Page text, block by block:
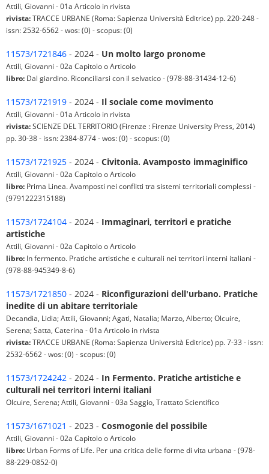
Attili, Giovanni - 01a Articolo in rivista
rivista:TRACCE URBANE (Roma: Sapienza Università Editrice) pp. 220-248 -
issn: 2532-6562 - wos: (0) - scopus: (0)
11573/1721846 - 2024 - Un molto largo pronome
Attili, Giovanni - 02a Capitolo o Articolo
libro: Dal giardino. Riconciliarsi con il selvatico - (978-88-31434-12-6)
11573/1721919 - 2024 - Il sociale come movimento
Attili, Giovanni - 01a Articolo in rivista
rivista:SCIENZE DEL TERRITORIO (Firenze : Firenze University Press, 2014)
pp. 30-38 - issn: 2384-8774 - wos: (0) - scopus: (0)
11573/1721925 - 2024 - Civitonia. Avamposto immaginifico
Attili, Giovanni - 02a Capitolo o Articolo
libro: Prima Linea. Avamposti nei conflitti tra sistemi territoriali complessi -
(9791222315188)
11573/1724104 - 2024 - Immaginari, territori e pratiche
artistiche
Attili, Giovanni - 02a Capitolo o Articolo
libro: In fermento. Pratiche artistiche e culturali nei territori interni italiani -
(978-88-945349-8-6)
11573/1721850 - 2024 - Riconfigurazioni dell'urbano. Pratiche
inedite di un abitare territoriale
Decandia, Lidia; Attili, Giovanni; Agati, Natalia; Marzo, Alberto; Olcuire,
Serena; Satta, Caterina - 01a Articolo in rivista
rivista:TRACCE URBANE (Roma: Sapienza Università Editrice) pp. 7-33 - issn:
2532-6562 - wos: (0) - scopus: (0)
11573/1724242 - 2024 - In Fermento. Pratiche artistiche e
culturali nei territori interni italiani
Olcuire, Serena; Attili, Giovanni - 03a Saggio, Trattato Scientifico
11573/1671021 - 2023 - Cosmogonie del possibile
Attili, Giovanni - 02a Capitolo o Articolo
libro: Urban Forms of Life. Per una critica delle forme di vita urbana - (978-
88-229-0852-0)